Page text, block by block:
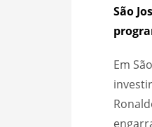
São
Em